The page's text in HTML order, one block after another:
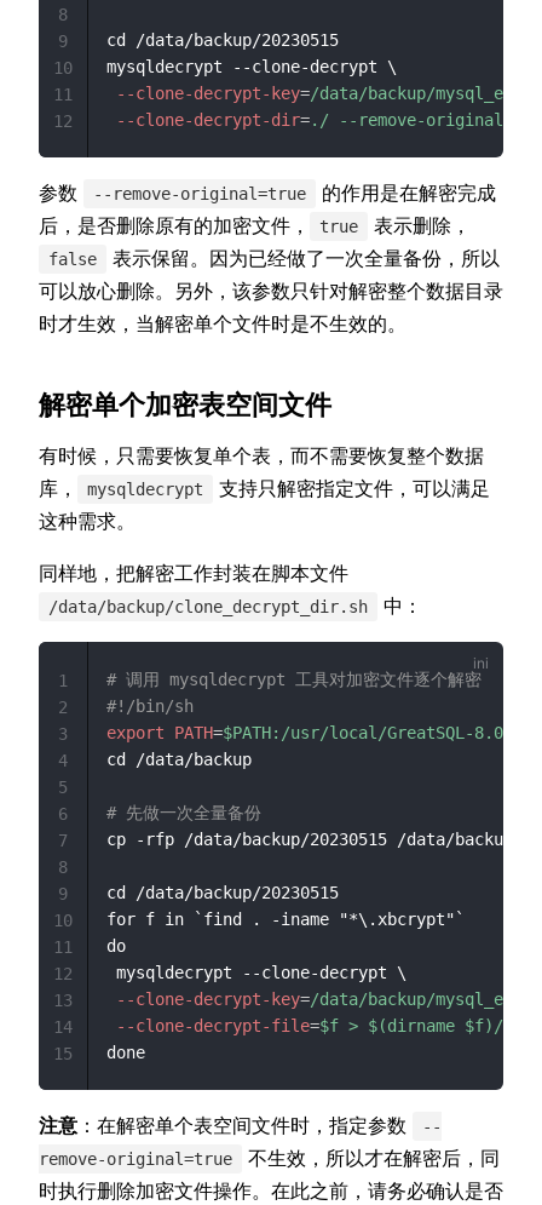
cd /data/backup/20230515
mysqldecrypt --clone-decrypt \
--clone-decrypt-key=/data/backup/
--clone-decrypt-dir=./ --remove-
8
9
10
11
12
参数 --remove-original=true
的作用是在解密完成
后，是否删除原有的加密文件，
true 表示删除，
false
表示保留。因为已经做了一次全量备份，所以
可以放心删除。另外，该参数只针对解密整个数据目录
时才生效，当解密单个文件时是不生效的。
解密单个加密表空间文件
有时候，只需要恢复单个表，而不需要恢复整个数据
库，
mysqldecrypt
支持只解密指定文件，可以满足
这种需求。
同样地，把解密工作封装在脚本文件
/data/backup/clone_decrypt_dir.sh 中：
# 调用 mysqldecrypt 工具对加密文件逐个解密
#!/bin/sh
export PATH=$PATH:/usr/local/GreatSQL-
cd /data/backup
# 先做一次全量备份
cp -rfp /data/backup/20230515 /data/backup/
cd /data/backup/20230515
for f in `find . -iname "*\.xbcrypt"`
do
mysqldecrypt --clone-decrypt \
--clone-decrypt-key=/data/backup/
--clone-decrypt-file=$f > $(dirname $f)/
1
2
3
4
5
6
7
8
9
10
11
12
13
14
15
注意 ：在解密单个表空间文件时，指定参数
--
remove-original=true
不生效，所以才在解密后，同
时执行删除加密文件操作。在此之前，请务必确认是否